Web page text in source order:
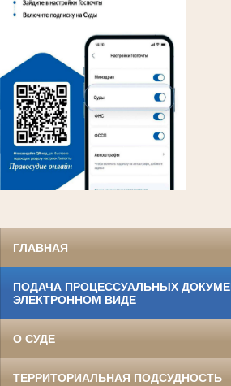
ГЛАВНАЯ
ПОДАЧА ПРОЦЕССУАЛЬНЫХ
ЭЛЕКТРОННОМ ВИДЕ
О СУДЕ
ТЕРРИТОРИАЛЬНАЯ ПОДСУДНОСТЬ